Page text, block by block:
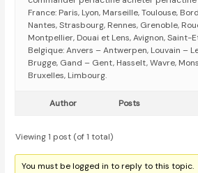
France: Paris, Lyon, Marseille, Toulouse,
Nantes, Strasbourg, Rennes, Grenoble,
Montpellier, Douai et Lens, Avignon, Saint-
Belgique: Anvers – Antwerpen, Louvain –
Brugge, Gand – Gent, Hasselt, Wavre,
Bruxelles, Limbourg.
Author Posts
Viewing 1 post (of 1 total)
You must be logged in to reply to this topic.